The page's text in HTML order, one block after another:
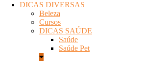
DICAS DIVERSAS
Beleza
Cursos
DICAS SAÚDE
Saúde
Saúde Pet